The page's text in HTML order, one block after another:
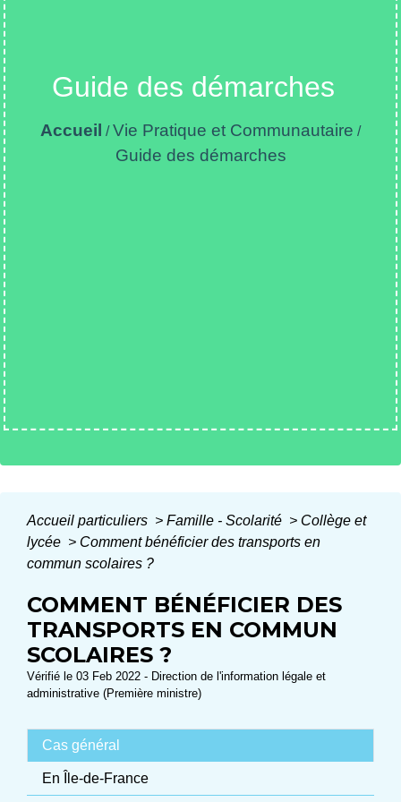
Guide des démarches
Accueil /Vie Pratique et Communautaire /
Guide des démarches
Accueil particuliers > Famille - Scolarité > Collège et
lycée > Comment bénéficier des transports en
commun scolaires ?
COMMENT BÉNÉFICIER DES
TRANSPORTS EN COMMUN
SCOLAIRES ?
Vérifié le 03 Feb 2022 - Direction de l'information légale et
administrative (Première ministre)
Cas général
En Île-de-France